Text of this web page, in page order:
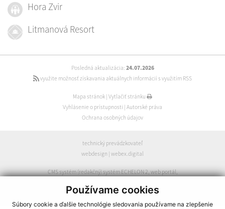
Používame cookies
Súbory cookie a ďalšie technológie sledovania používame na zlepšenie
Hora Zvir
Litmanová Resort
Posledná aktualizácia: 24.07.2026
využite možnosť získavania aktuálnych informácií s využitím RSS
Mapa stránok | Vytlačiť stránku
Vyhlásenie o prístupnosti | Autorské práva
Ochrana osobných údajov
technický prevádzkovateľ
webdesign | webex.digital
CMS systém (redakčný) systém ECHELON 2,web portál,
spoločnosť webex.digital